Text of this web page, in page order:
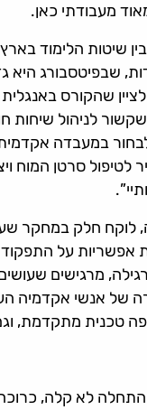
מעבודתי כאן.
הלימוד
שבפיטסבורג
שהקורס
לניהול שיחות
במעבדה
סרטן המוח
לוקח חלק במחקר
אפשריות על
מרגישים
של אנשי אקדמיה
טכנית מתקדמת,
לא קלה,